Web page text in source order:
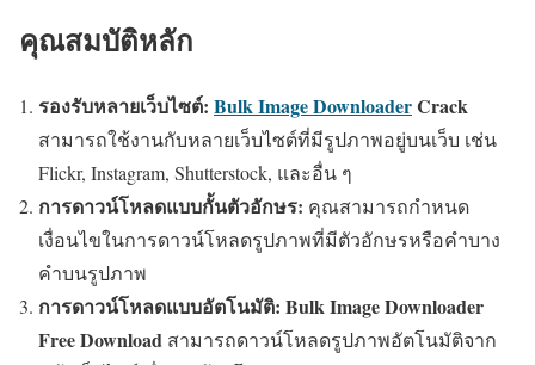
คุณสมบัติหลัก
รองรับหลายเว็บไซต์: Bulk Image DownloaderCrack
สามารถใช้งานกับหลายเว็บไซต์ที่มีรูปภาพอยู่บนเว็บ เช่น
Flickr, Instagram, Shutterstock, และอื่น ๆ
การดาวน์โหลดแบบกั้นตัวอักษร: คุณสามารถกำหนด
เงื่อนไขในการดาวน์โหลดรูปภาพที่มีตัวอักษรหรือคำบาง
คำบนรูปภาพ
การดาวน์โหลดแบบอัตโนมัติ: Bulk Image Downloader
Free Download สามารถดาวน์โหลดรูปภาพอัตโนมัติจาก